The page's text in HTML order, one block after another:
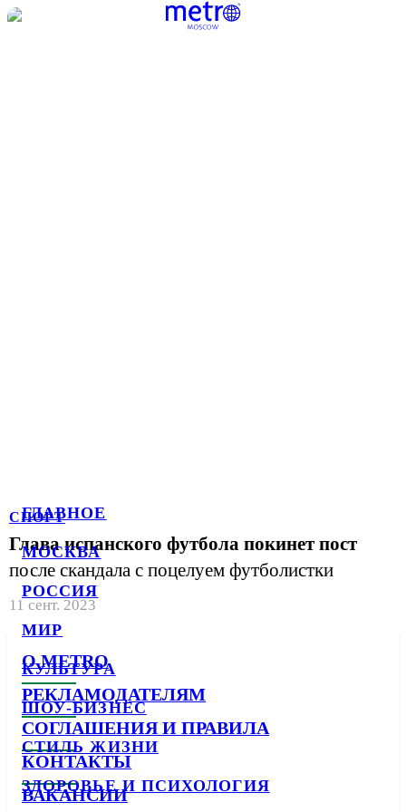
ГЛАВНОЕ
МОСКВА
РОССИЯ
МИР
КУЛЬТУРА
ШОУ-БИЗНЕС
СТИЛЬ ЖИЗНИ
ЗДОРОВЬЕ И ПСИХОЛОГИЯ
СПОРТ
Глава испанского футбола покинет пост
после скандала с поцелуем футболистки
11 сент. 2023
О METRO
РЕКЛАМОДАТЕЛЯМ
СОГЛАШЕНИЯ И ПРАВИЛА
КОНТАКТЫ
ВАКАНСИИ